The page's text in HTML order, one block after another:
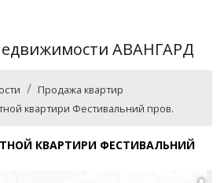
Продажа квартир
квартири Фестивальний пров.
КВАРТИРИ ФЕСТИВАЛЬНИЙ